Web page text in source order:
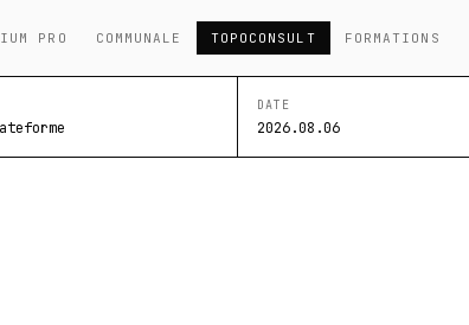
PRO COMMUNALE TOPOCONSULT FORMATIONS
DATE
2026.08.06